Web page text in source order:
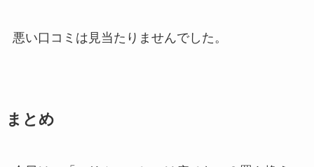
悪い口コミは見当たりませんでした。
まとめ